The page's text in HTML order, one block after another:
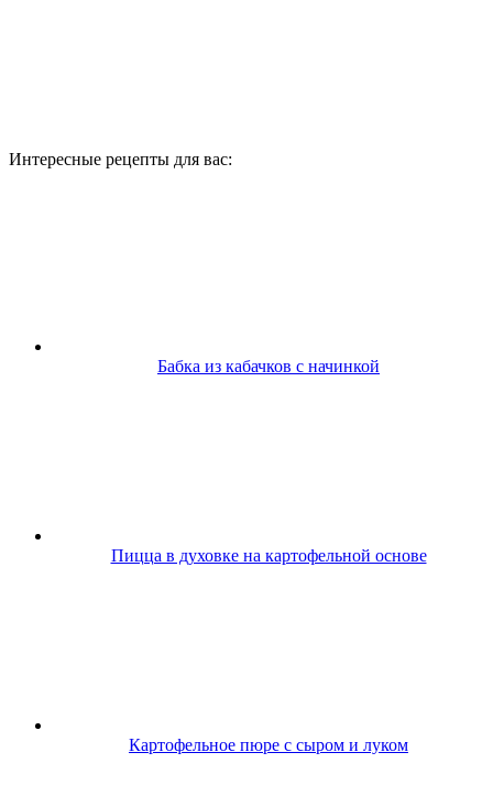
Интересные рецепты для вас:
Бабка из кабачков с начинкой
Пицца в духовке на картофельной основе
Картофельное пюре с сыром и луком